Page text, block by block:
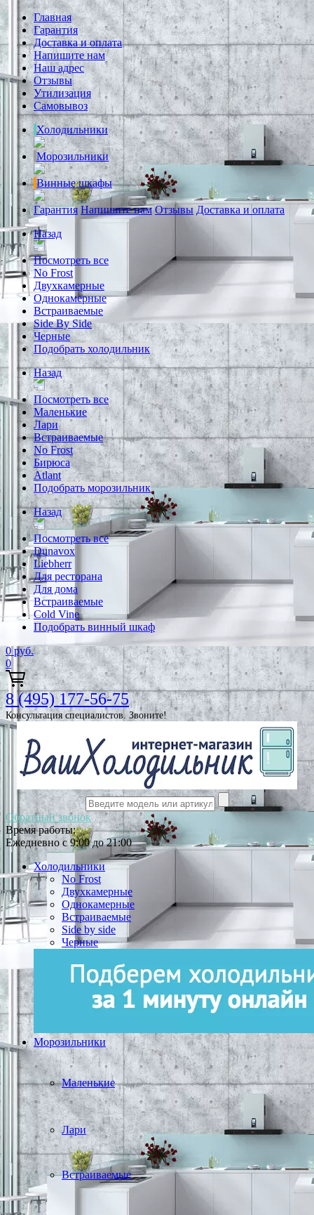
Главная
Гарантия
Доставка и оплата
Напишите нам
Наш адрес
Отзывы
Утилизация
Самовывоз
Холодильники
Морозильники
Винные шкафы
Гарантия Напишите нам Отзывы Доставка и оплата
Назад
Посмотреть все
No Frost
Двухкамерные
Однокамерные
Встраиваемые
Side By Side
Черные
Подобрать холодильник
Назад
Посмотреть все
Маленькие
Лари
Встраиваемые
No Frost
Бирюса
Atlant
Подобрать морозильник
Назад
Посмотреть все
Dunavox
Liebherr
Для ресторана
Для дома
Встраиваемые
Cold Vine
Подобрать винный шкаф
0 руб.
0
8 (495) 177-56-75
Консультация специалистов. Звоните!
Обратный звонок
Время работы:
Ежедневно с 9:00 до 21:00
Холодильники
No Frost
Двухкамерные
Однокамерные
Встраиваемые
Side by side
Черные
Морозильники
Маленькие
Лари
Встраиваемые